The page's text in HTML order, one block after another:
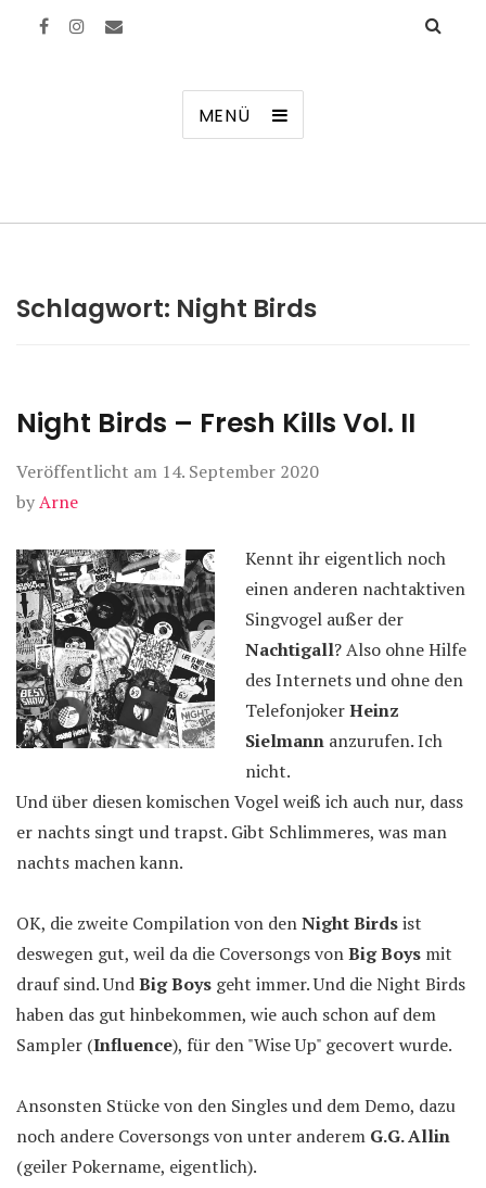
MENÜ
Schlagwort: Night Birds
Night Birds – Fresh Kills Vol. II
Veröffentlicht am 14. September 2020
byArne
Kennt ihr eigentlich noch
einen anderen nachtaktiven
Singvogel außer der
Nachtigall? Also ohne Hilfe
des Internets und ohne den
TelefonjokerHeinz
Sielmann anzurufen. Ich
nicht.
Und über diesen komischen Vogel weiß ich auch nur, dass
er nachts singt und trapst. Gibt Schlimmeres, was man
nachts machen kann.
OK, die zweite Compilation von denNight Birdsist
deswegen gut, weil da die Coversongs vonBig Boys mit
drauf sind. UndBig Boys geht immer. Und die Night Birds
haben das gut hinbekommen, wie auch schon auf dem
Sampler (Influence), für den "Wise Up" gecovert wurde.
Ansonsten Stücke von den Singles und dem Demo, dazu
noch andere Coversongs von unter anderem G.G. Allin
(geiler Pokername, eigentlich).